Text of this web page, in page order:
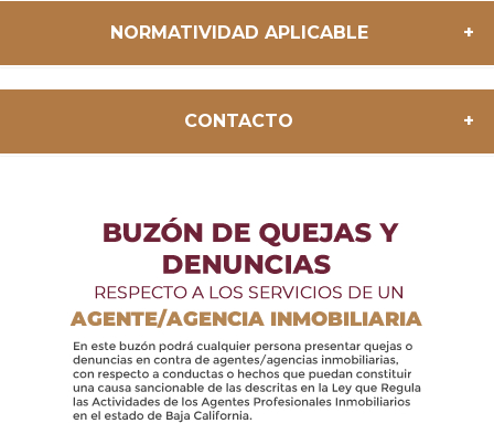
Primera Vez
Persona Física
NORMATIVIDAD APLICABLE
Actividades de los Agentes
Inmobiliarios en BC
Inmobiliaria del Estado de BC
documento
NOM-247-SE-2021
Consultar
documento
Ley Federal de Protección al
Consumidor
Consultar
documento
Código de Ética de Agentes
Profesionales Inmobiliarios de
Consultar
CONTACTO
Si tienes dudas puedes comunicarte al
686 5581048y 664 9730424
o al correo electrónico:
agentesinmobiliariosbc@baja.gob.mx